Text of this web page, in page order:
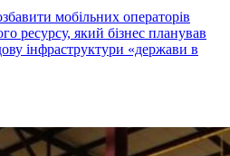
мобільних операторів
ресурсу, який бізнес планував
інфраструктури «держави в